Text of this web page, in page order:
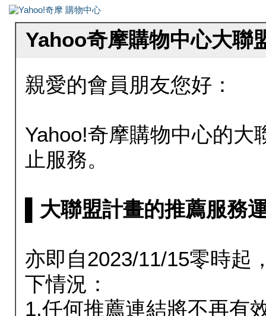
Yahoo奇摩購物中心大聯
親愛的會員朋友您好：
Yahoo!奇摩購物中心的大
止服務。
▌大聯盟計畫的推薦服務
亦即自2023/11/15零時起
下情況：
1.任何推薦連結將不再有